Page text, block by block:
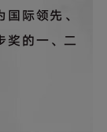
际领先、
奖的一、二